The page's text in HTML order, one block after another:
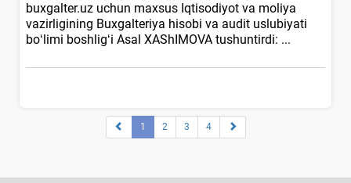
buxgalter.uz uchun maхsus Iqtisodiyot va moliya
vazirligining Buхgalteriya hisobi va audit uslubiyati
boʻlimi boshligʻi Asal XAShIMOVA tushuntirdi: ...
1 2 3 4